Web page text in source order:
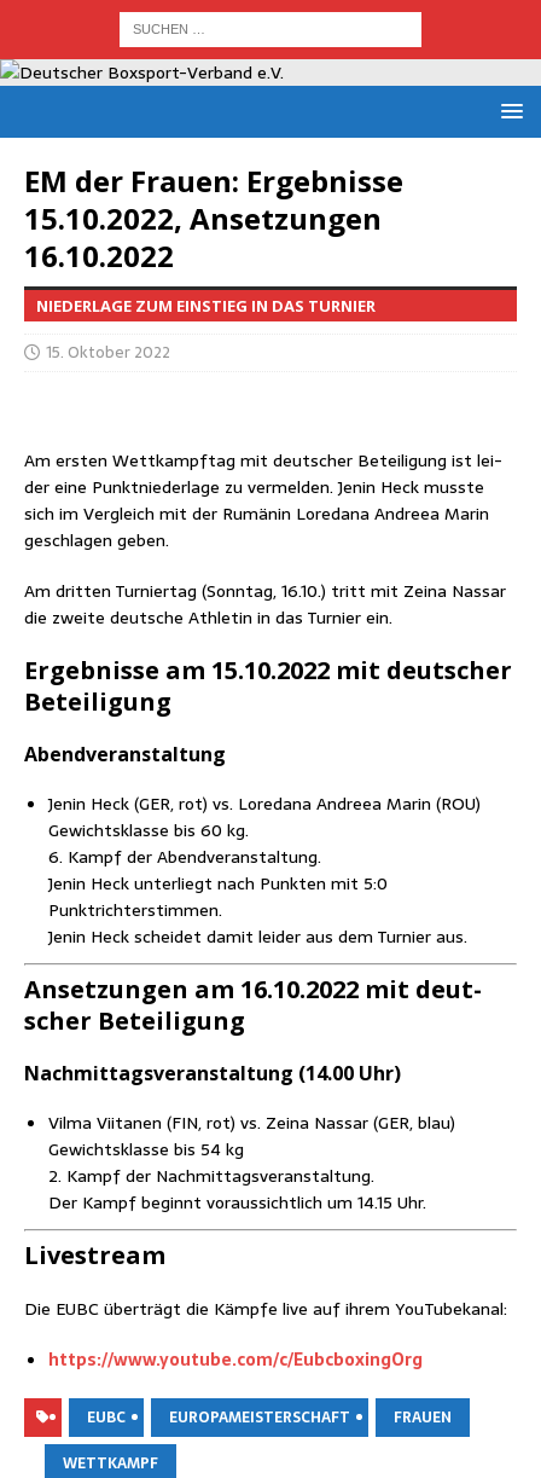
EM der Frau­en: Ergeb­nis­se
15.10.2022, Anset­zun­gen
16.10.2022
NIEDERLAGE ZUM EINSTIEG IN DAS TURNIER
15. Oktober 2022
Am ers­ten Wett­kampf­tag mit deut­scher Betei­li­gung ist lei­
der eine Punkt­nie­der­la­ge zu ver­mel­den. Jenin Heck muss­te
sich im Ver­gleich mit der Rumä­nin Lore­da­na And­reea Marin
geschla­gen geben.
Am drit­ten Tur­nier­tag (Sonn­tag, 16.10.) tritt mit Zei­na Nas­sar
die zwei­te deut­sche Ath­le­tin in das Tur­nier ein.
Ergeb­nis­se am 15.10.2022 mit deut­scher
Beteiligung
Abend­ver­an­stal­tung
Jenin Heck (GER, rot) vs. Lore­da­na And­reea Marin (ROU)
Gewichts­klas­se bis 60 kg.
6. Kampf der Abendveranstaltung.
Jenin Heck unter­liegt nach Punk­ten mit 5:0
Punktrichterstimmen.
Jenin Heck schei­det damit lei­der aus dem Tur­nier aus.
Anset­zun­gen am 16.10.2022 mit deut­
scher Beteiligung
Nach­mit­tags­ver­an­stal­tung (14.00 Uhr)
Vil­ma Vii­ta­nen (FIN, rot) vs. Zei­na Nas­sar (GER, blau)
Gewichts­klas­se bis 54 kg
2. Kampf der Nachmittagsveranstaltung.
Der Kampf beginnt vor­aus­sicht­lich um 14.15 Uhr.
Live­stream
Die EUBC über­trägt die Kämp­fe live auf ihrem YouTubekanal:
https://www.youtube.com/c/EubcboxingOrg
EUBC EUROPAMEISTERSCHAFT
FRAUEN
WETTKAMPF